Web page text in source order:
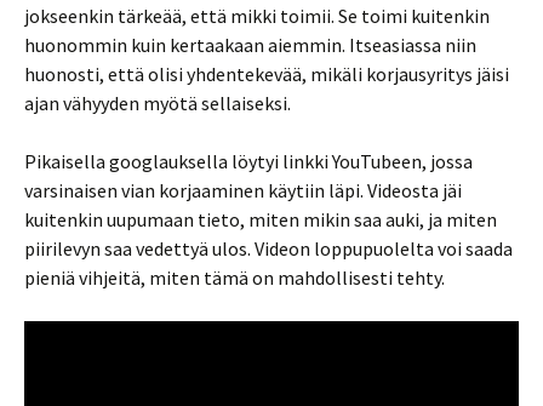
jokseenkin tärkeää, että mikki toimii. Se toimi kuitenkin
huonommin kuin kertaakaan aiemmin. Itseasiassa niin
huonosti, että olisi yhdentekevää, mikäli korjausyritys jäisi
ajan vähyyden myötä sellaiseksi.
Pikaisella googlauksella löytyi linkki YouTubeen, jossa
varsinaisen vian korjaaminen käytiin läpi. Videosta jäi
kuitenkin uupumaan tieto, miten mikin saa auki, ja miten
piirilevyn saa vedettyä ulos. Videon loppupuolelta voi saada
pieniä vihjeitä, miten tämä on mahdollisesti tehty.